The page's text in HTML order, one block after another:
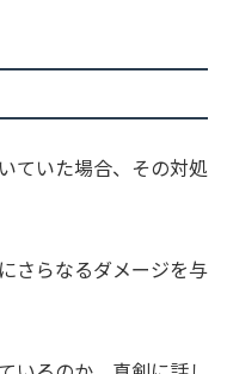
ていた場合、その対処
さらなるダメージを与